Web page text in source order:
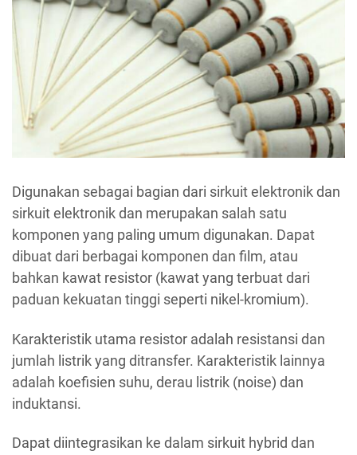
Digunakan sebagai bagian dari sirkuit elektronik dan
sirkuit elektronik dan merupakan salah satu
komponen yang paling umum digunakan. Dapat
dibuat dari berbagai komponen dan film, atau
bahkan kawat resistor (kawat yang terbuat dari
paduan kekuatan tinggi seperti nikel-kromium).
Karakteristik utama resistor adalah resistansi dan
jumlah listrik yang ditransfer. Karakteristik lainnya
adalah koefisien suhu, derau listrik (noise) dan
induktansi.
Dapat diintegrasikan ke dalam sirkuit hybrid dan